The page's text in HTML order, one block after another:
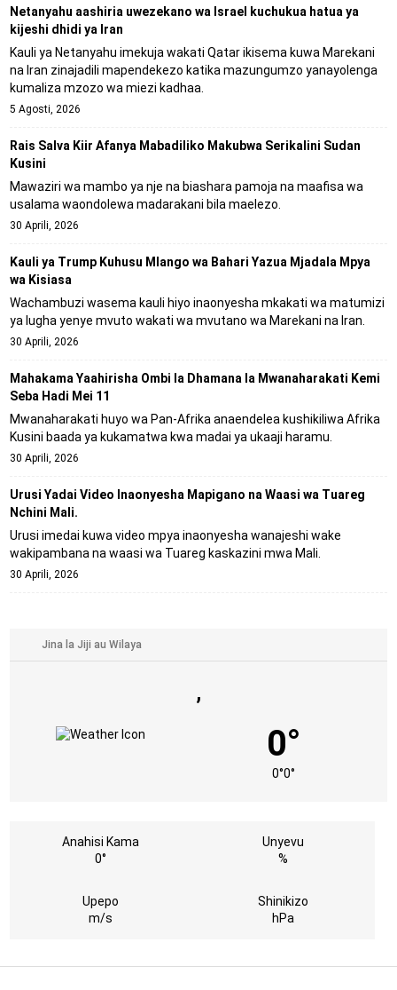
Netanyahu aashiria uwezekano wa Israel kuchukua hatua ya
kijeshi dhidi ya Iran
Kauli ya Netanyahu imekuja wakati Qatar ikisema kuwa Marekani
na Iran zinajadili mapendekezo katika mazungumzo yanayolenga
kumaliza mzozo wa miezi kadhaa.
5 Agosti, 2026
Rais Salva Kiir Afanya Mabadiliko Makubwa Serikalini Sudan
Kusini
Mawaziri wa mambo ya nje na biashara pamoja na maafisa wa
usalama waondolewa madarakani bila maelezo.
30 Aprili, 2026
Kauli ya Trump Kuhusu Mlango wa Bahari Yazua Mjadala Mpya
wa Kisiasa
Wachambuzi wasema kauli hiyo inaonyesha mkakati wa matumizi
ya lugha yenye mvuto wakati wa mvutano wa Marekani na Iran.
30 Aprili, 2026
Mahakama Yaahirisha Ombi la Dhamana la Mwanaharakati Kemi
Seba Hadi Mei 11
Mwanaharakati huyo wa Pan-Afrika anaendelea kushikiliwa Afrika
Kusini baada ya kukamatwa kwa madai ya ukaaji haramu.
30 Aprili, 2026
Urusi Yadai Video Inaonyesha Mapigano na Waasi wa Tuareg
Nchini Mali.
Urusi imedai kuwa video mpya inaonyesha wanajeshi wake
wakipambana na waasi wa Tuareg kaskazini mwa Mali.
30 Aprili, 2026
,
0°
0°0°
Anahisi Kama
0°
Unyevu
%
Upepo
m/s
Shinikizo
hPa